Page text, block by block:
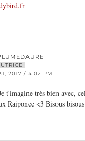
2017 / 4:02 PM
t'imagine très bien avec,
Raiponce <3 Bisous bisous